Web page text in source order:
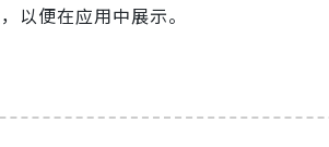
以便在应用中展示。